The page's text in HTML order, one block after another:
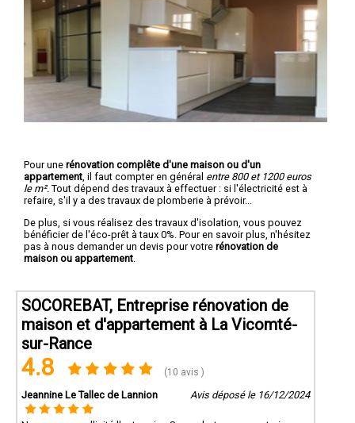
Pour une rénovation complête d'une maison ou d'un
appartement , il faut compter en général entre 800 et 1200 euros
le m². Tout dépend des travaux à effectuer : si l'électricité est à
refaire, s'il y a des travaux de plomberie à prévoir...
De plus, si vous réalisez des travaux d'isolation, vous pouvez
bénéficier de l'éco-prêt à taux 0%. Pour en savoir plus, n'hésitez
pas à nous demander un devis pour votre rénovation de
maison ou appartement
SOCOREBAT, Entreprise rénovation de
maison et d'appartement à La Vicomté-
sur-Rance
4.8 (10 avis )
Jeannine Le Tallec de Lannion Avis déposé le 16/12/2024